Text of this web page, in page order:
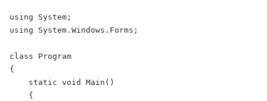
using System;
using System.Windows.Forms;
class Program
{
    static void Main()
    {